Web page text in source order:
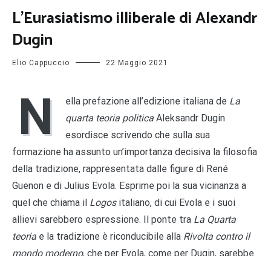
L’Eurasiatismo illiberale di Alexandr
Dugin
Elio Cappuccio 22 Maggio 2021
N ella prefazione all’edizione italiana de La
quarta teoria politica Aleksandr Dugin
esordisce scrivendo che sulla sua
formazione ha assunto un’importanza decisiva la filosofia
della tradizione, rappresentata dalle figure di René
Guenon e di Julius Evola. Esprime poi la sua vicinanza a
quel che chiama il Logositaliano, di cui Evola e i suoi
allievi sarebbero espressione. Il ponte tra La Quarta
teoria e la tradizione è riconducibile alla Rivolta contro il
mondo moderno, che per Evola, come per Dugin, sarebbe